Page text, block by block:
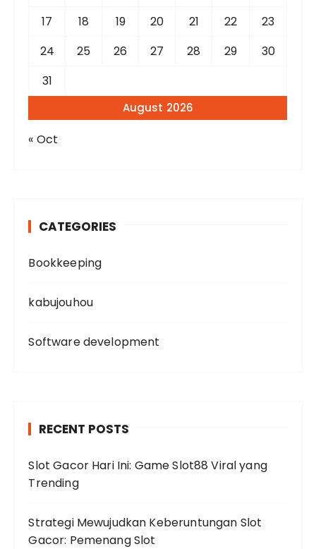
August 2026
17
18 19 20 21 22
23
24
25 26 27 28 29
30
31
« Oct
CATEGORIES
Bookkeeping
kabujouhou
Software development
RECENT POSTS
Slot Gacor Hari Ini: Game Slot88 Viral yang
Trending
Strategi Mewujudkan Keberuntungan Slot
Gacor: Pemenang Slot